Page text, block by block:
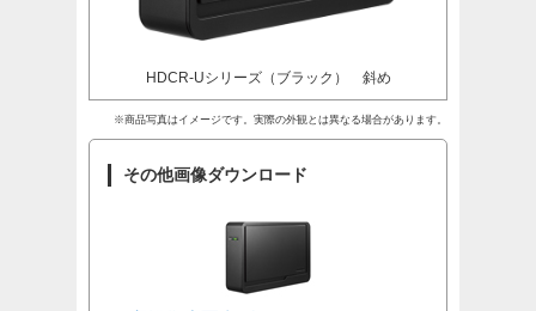
HDCR-Uシリーズ（ブラック） 斜め
※商品写真はイメージです。実際の外観とは異なる場合があります。
その他画像ダウンロード